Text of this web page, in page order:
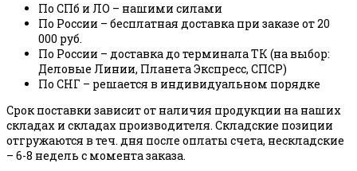
По СПб и ЛО – нашими силами
По России – бесплатная доставка при заказе от 20
000 руб.
По России – доставка до терминала ТК (на выбор:
Деловые Линии, Планета Экспресс, СПСР)
По СНГ – решается в индивидуальном порядке
Срок поставки зависит от наличия продукции на наших
складах и складах производителя. Складские позиции
отгружаются в теч. дня после оплаты счета, нескладские
– 6-8 недель с момента заказа.